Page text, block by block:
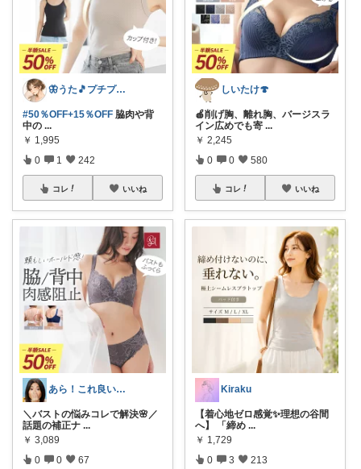
🦋うた🎵プチプラでも妥協したくない
#50％OFF+15％OFF 脇肉や背
中の ...
￥ 1,995
0 1 242
コレ いいね
あら！これ良いわね～
＼バストの悩みコレで解決🌸／
話題の補正ナ ...
￥ 3,089
0 0 67
しいたけ🍄
🍎削げ胸、離れ胸、バージスラ
イン広めでも寄 ...
￥ 2,245
0 0 580
コレ いいね
Kiraku
【着心地ゼロ感覚✨理想の谷間
へ】 「締め ...
￥ 1,729
0 3 213